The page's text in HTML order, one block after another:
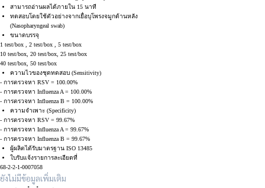
ใช้คัดกรองการติดเชื้อ Respiratory Syncytial
Virus (RSV), ไข้หวัดใหญ่สายพันธุ์เอ และไข้หวัด
ใหญ่สายพันธุ์บีเบื้องต้น (Screening test)
หลักการ Immunochromatographic assay
สามารถอ่านผลได้ภายใน
ทดสอบโดยใช้ตัวอย่างจาก
(Nasopharyngeal swab)
ขนาดบรรจุ
1 test/box , 2 test/box , 5 test/box
10 test/box, 20 test/box, 25 test/box
40 test/box, 50 test/box
ความไวของชุดทดสอบ (Sensitivity)
- การตรวจหา RSV = 100.00%
- การตรวจหา Influenza A = 100.00%
- การตรวจหา Influenza B = 100.00%
ความจำเพาะ (Specificity)
- การตรวจหา RSV = 99.67%